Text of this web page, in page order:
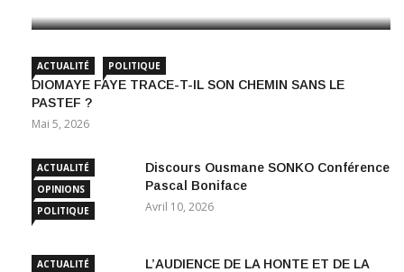
ACTUALITÉ POLITIQUE
DIOMAYE FAYE TRACE-T-IL SON CHEMIN SANS LE
PASTEF ?
Mai 5, 2026
ACTUALITÉ
OPINIONS
POLITIQUE
Discours Ousmane SONKO Conférence
Pascal Boniface
Avril 10, 2026
ACTUALITÉ
L’AUDIENCE DE LA HONTE ET DE LA